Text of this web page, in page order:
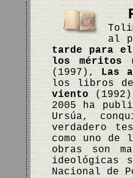
al
tarde para el
los méritos
(1997), Las
los libros de
viento
2005 ha
Ursúa,
verdadero
como uno de
obras son
ideológicas
Nacional de